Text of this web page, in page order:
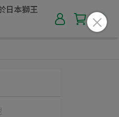
日本獅王